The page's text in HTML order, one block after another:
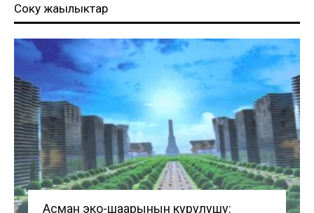
Соңку жаңылыктар
Асман эко-шаарынын курулушу: